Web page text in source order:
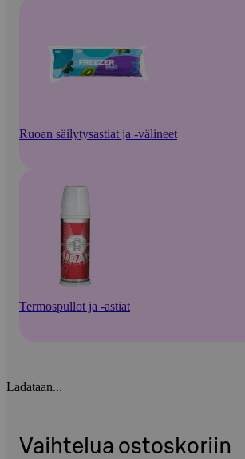
Ruoan säilytysastiat ja -välineet
Termospullot ja -astiat
Ladataan...
Vaihtelua ostoskoriin